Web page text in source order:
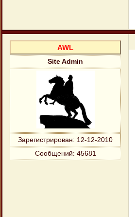
AWL
Site Admin
Зарегистрирован: 12-12-2010
Сообщений: 45681